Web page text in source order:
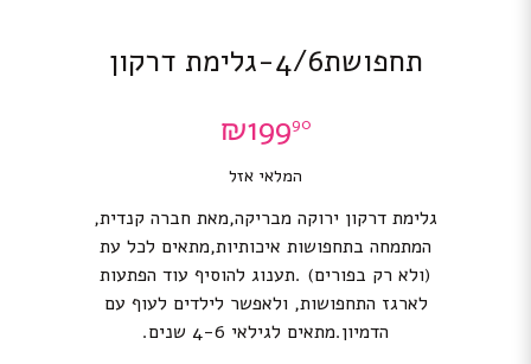
תחפושת4/6-גלימת דרקון
₪19990
המלאי אזל
גלימת דרקון ירוקה מבריקה,מאת חברה קנדית,
המתמחה בתחפושות איכותיות,מתאים לכל עת
(ולא רק בפורים) .תענוג להוסיף עוד הפתעות
לארגז התחפושות, ולאפשר לילדים לעוף עם
הדמיון.מתאים לגילאי 4-6 שנים.